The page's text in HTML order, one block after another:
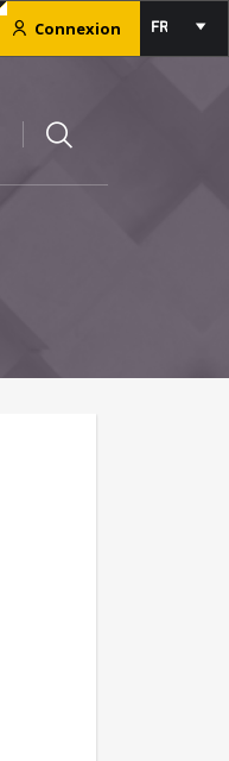
Connexion
Select
FR